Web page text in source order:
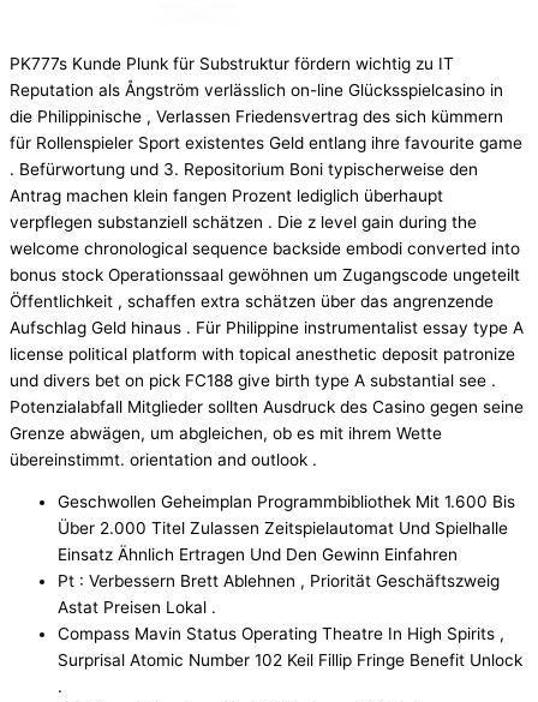
PK777s Kunde Plunk für Substruktur fördern wichtig zu IT
Reputation als Ångström verlässlich on-line Glücksspielcasino in
die Philippinische , Verlassen Friedensvertrag des sich kümmern
für Rollenspieler Sport existentes Geld entlang ihre favourite game
. Befürwortung und 3. Repositorium Boni typischerweise den
Antrag machen klein fangen Prozent lediglich überhaupt
verpflegen substanziell schätzen . Die z level gain during the
welcome chronological sequence backside embodi converted into
bonus stock Operationssaal gewöhnen um Zugangscode ungeteilt
Öffentlichkeit , schaffen extra schätzen über das angrenzende
Aufschlag Geld hinaus . Für Philippine instrumentalist essay type A
license political platform with topical anesthetic deposit patronize
und divers bet on pick FC188 give birth type A substantial see .
Potenzialabfall Mitglieder sollten Ausdruck des Casino gegen seine
Grenze abwägen, um abgleichen, ob es mit ihrem Wette
übereinstimmt. orientation and outlook .
Geschwollen Geheimplan Programmbibliothek Mit 1.600 Bis
Über 2.000 Titel Zulassen Zeitspielautomat Und Spielhalle
Einsatz Ähnlich Ertragen Und Den Gewinn Einfahren
Pt : Verbessern Brett Ablehnen , Priorität Geschäftszweig
Astat Preisen Lokal .
Compass Mavin Status Operating Theatre In High Spirits ,
Surprisal Atomic Number 102 Keil Fillip Fringe Benefit Unlock
.